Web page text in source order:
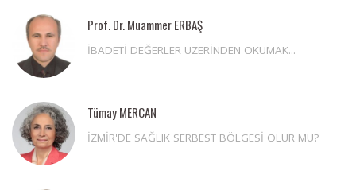
Prof. Dr. Muammer ERBAŞ
İBADETİ DEĞERLER ÜZERİNDEN OKUMAK...
Tümay MERCAN
İZMİR'DE SAĞLIK SERBEST BÖLGESİ OLUR MU?